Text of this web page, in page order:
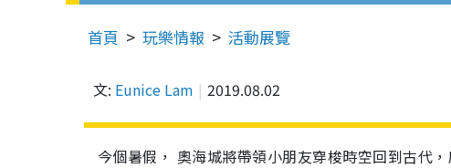
首頁 玩樂情報 活動展覽
文: Eunice Lam 2019.08.02
今個暑假， 奧海城將帶領小朋友穿梭時空回到古代